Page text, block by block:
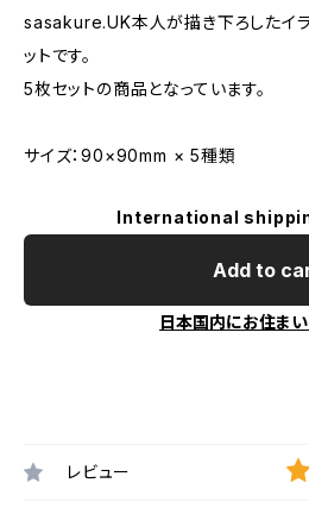
sasakure.UK本人が描き下ろしたイ
ットです。
5枚セットの商品となっています。
サイズ：90×90mm × 5種類
International
Add to
日本国内にお住ま
レビュー